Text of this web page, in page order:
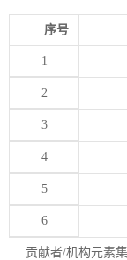
序号
1
2
3
4
5
6
贡献者/机构元素